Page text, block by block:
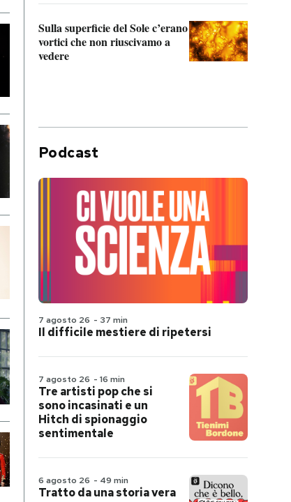
Sulla superficie del Sole c’erano
vortici che non riuscivamo a
vedere
Podcast
7 agosto 26 - 37 min
Il difficile mestiere di ripetersi
7 agosto 26 - 16 min
Tre artisti pop che si
sono incasinati e un
Hitch di spionaggio
sentimentale
6 agosto 26 - 49 min
Tratto da una storia vera